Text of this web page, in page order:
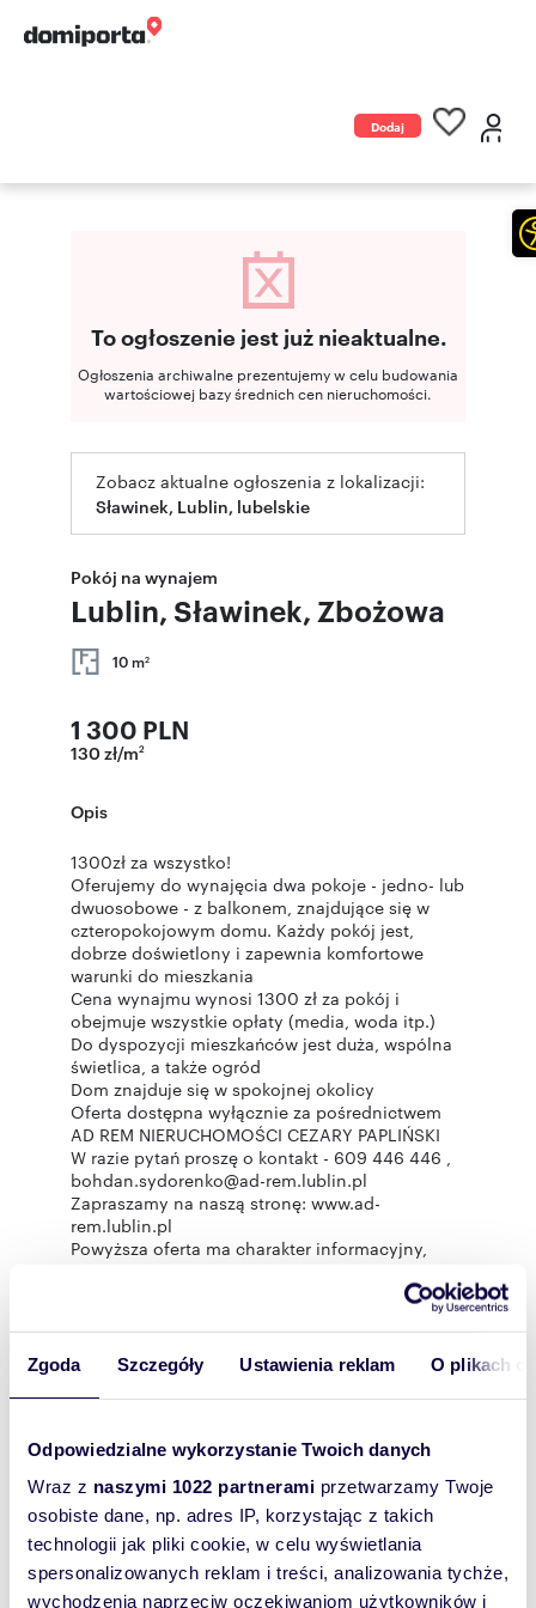
Zgoda Szczegóły Ustawienia reklam O plikach
Odpowiedzialne wykorzystanie Twoich danych
Wraz z naszymi 1022 partnerami przetwarzamy Twoje
osobiste dane, np. adres IP, korzystając z takich
technologii jak pliki cookie, w celu wyświetlania
spersonalizowanych reklam i treści, analizowania tychże,
wychodzenia naprzeciw oczekiwaniom użytkowników i
Dodaj
To ogłoszenie jest już nieaktualne.
Ogłoszenia archiwalne prezentujemy w celu budowania
wartościowej bazy średnich cen nieruchomości.
Zobacz aktualne ogłoszenia z lokalizacji:
Sławinek, Lublin, lubelskie
Pokój na wynajem
Lublin, Sławinek, Zbożowa
10 m2
1 300 PLN
130 zł/m2
Opis
1300zł za wszystko!
Oferujemy do wynajęcia dwa pokoje - jedno- lub
dwuosobowe - z balkonem, znajdujące się w
czteropokojowym domu. Każdy pokój jest,
dobrze doświetlony i zapewnia komfortowe
warunki do mieszkania
Cena wynajmu wynosi 1300 zł za pokój i
obejmuje wszystkie opłaty (media, woda itp.)
Do dyspozycji mieszkańców jest duża, wspólna
świetlica, a także ogród
Dom znajduje się w spokojnej okolicy
Oferta dostępna wyłącznie za pośrednictwem
AD REM NIERUCHOMOŚCI CEZARY PAPLIŃSKI
W razie pytań proszę o kontakt - 609 446 446 ,
bohdan.sydorenko@ad-rem.lublin.pl
Zapraszamy na naszą stronę: www.ad-
rem.lublin.pl
Powyższa oferta ma charakter informacyjny,
handlowej w rozumieniu art. 66 §1 kodeksu
cywilnego oraz innych właściwych przepisów
prawnych.
Rozwiń opis
na wynajem
Powierzchni
a całkowita:
10 m 2
Lokalizacja: województwo:lubelskiepowiat: